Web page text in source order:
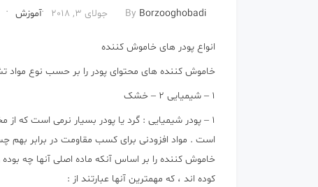
By Borzooghobadi جولای 3, 2018 آموزش
انواع پودر های خاموش کننده
خاموش کننده های محتوای پودر را بر حسب نوع مواد
1 – شیمیایی 2 – خشک
1 – پودر شیمیایی : گرد یا پودر بسیار نرمی است که
است . مواد افزودنی برای کسب مقاومت در برابر بهم
خاموش کننده را بر اساس آنکه ماده اصلی آنها چه
کوده اند ، که مهمترین آنها عبارتند از :